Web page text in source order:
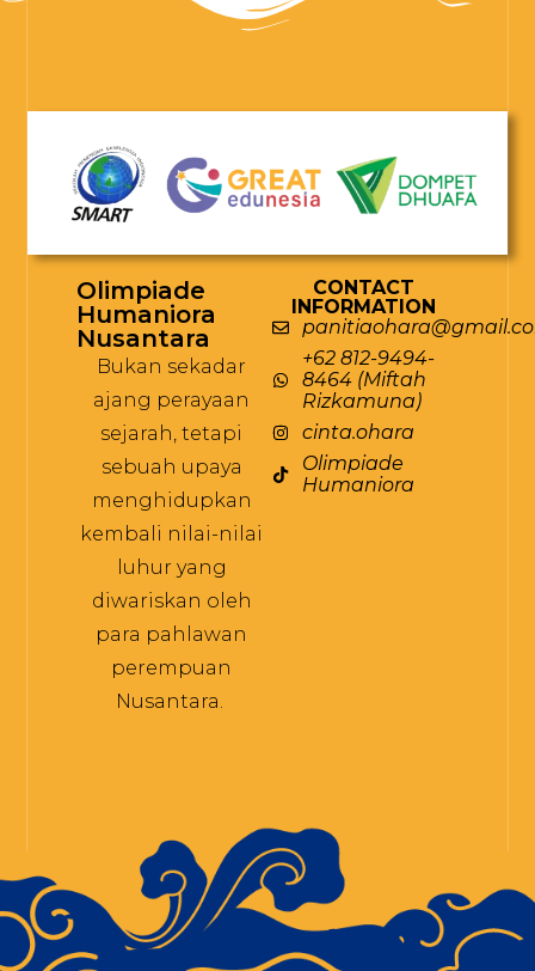
Olimpiade
Humaniora
Nusantara
Bukan sekadar
ajang perayaan
sejarah, tetapi
sebuah upaya
menghidupkan
kembali nilai-nilai
luhur yang
diwariskan oleh
para pahlawan
perempuan
Nusantara.
CONTACT
INFORMATION
+62 812-9494-
8464 (Miftah
Rizkamuna)
cinta.ohara
Olimpiade
Humaniora